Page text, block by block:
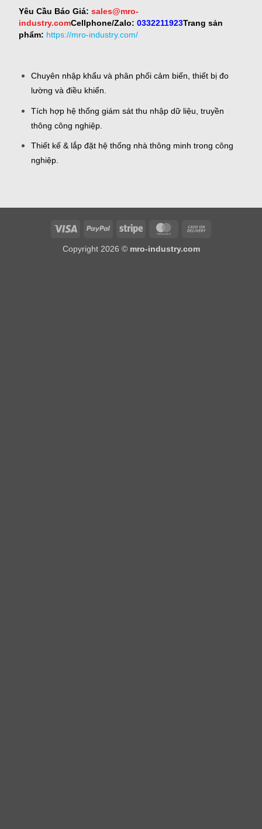
Yêu Cầu Báo Giá: sales@mro-
industry.comCellphone/Zalo: 0332211923Trang sản
phẩm: https://mro-industry.com/
Chuyên nhập khẩu và phân phối cảm biến, thiết bị đo
lường và điều khiển.
Tích hợp hệ thống giám sát thu nhập dữ liệu, truyền
thông công nghiệp.
Thiết kế & lắp đặt hệ thống nhà thông minh trong công
nghiệp.
Visa PayPal Stripe MasterCard
Copyright 2026 © mro-industry.com